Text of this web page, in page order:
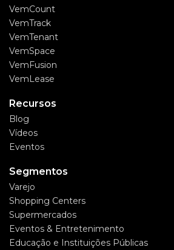
VemCount
VemTrack
VemTenant
VemSpace
VemFusion
VemLease
Recursos
Blog
Vídeos
Eventos
Segmentos
Varejo
Shopping Centers
Supermercados
Eventos & Entretenimento
Educação e Instituições Públicas